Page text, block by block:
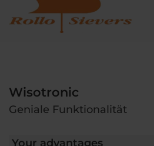
Wisotronic
Geniale Funktionalität
Your advantages